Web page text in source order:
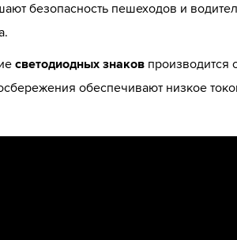
безопасность пешеходов и
светодиодных знаков производится
обеспечивают низкое